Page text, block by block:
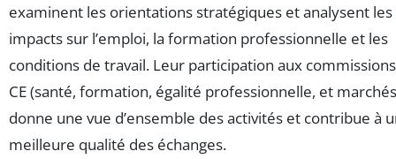
examinent les orientations stratégiques et analysent les
impacts sur l’emploi, la formation professionnelle et les
conditions de travail. Leur participation aux
CE (santé, formation, égalité professionnelle, et
donne une vue d’ensemble des activités et contribue à
meilleure qualité des échanges.